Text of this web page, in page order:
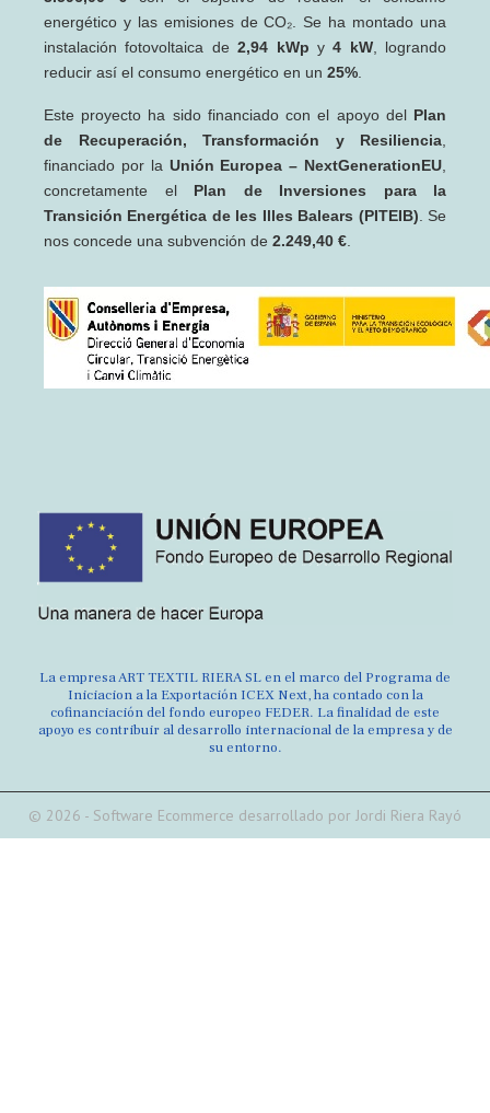
energético y las emisiones de CO₂. Se ha montado una
instalación fotovoltaica de2,94 kWp y4 kW, logrando
reducir así el consumo energético en un 25%.
Este proyecto ha sido financiado con el apoyo del Plan
de Recuperación, Transformación y Resiliencia,
financiado por la Unión Europea – NextGenerationEU,
concretamente el Plan de Inversiones para la
Transición Energética de les Illes Balears (PITEIB). Se
nos concede una subvención de 2.249,40 €.
La empresa ART TEXTIL RIERA SL en el marco del Programa de
Iniciacion a la Exportación ICEX Next, ha contado con la
cofinanciación del fondo europeo FEDER. La finalidad de este
apoyo es contribuir al desarrollo internacional de la empresa y de
su entorno.
© 2026 - Software Ecommerce desarrollado por Jordi Riera Rayó